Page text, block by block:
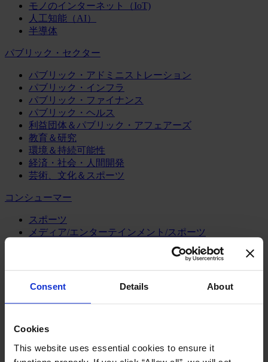
Consent Details About
Cookies
This website uses essential cookies to ensure it
モノのインターネット（IoT)
人工知能（AI）
半導体
パブリック・セクター
パブリック・アドミニストレーション
パブリック・インフラ
パブリック・ファイナンス
パブリック・ヘルス
利益団体＆パブリック・アフェアーズ
教育＆研究
環境＆持続可能性
経済・社会・人間開発
芸術、文化＆スポーツ
コンシューマー
スポーツ
メディア/エンターテインメント/スポーツ
消費財
製造業
化学・プロセス産業
自動車・輸送機器